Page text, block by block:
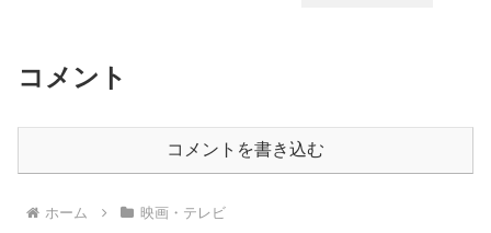
コメント
コメントを書き込む
ホーム 映画・テレビ